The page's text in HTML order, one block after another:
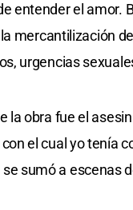
entender el amor.
mercantilización
urgencias
la obra fue el
el cual yo tenía
sumó a escenas